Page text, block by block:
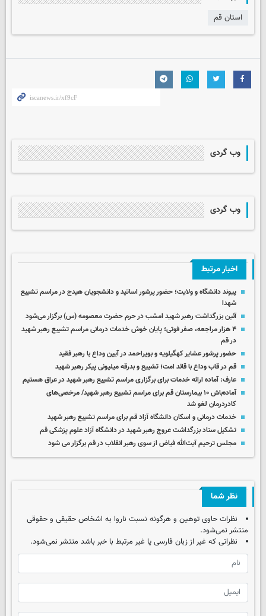
استان قم
وب گردی
وب گردی
اخبار مرتبط
پیوند دانشگاه و ولایت؛ حضور پرشور اساتید و دانشجویان هیدج در مراسم تشییع
شهدا
آئین بزرگداشت رهبر شهید امشب در حرم حضرت معصومه (س) برگزار می‌شود
۴ هزار مراجعه، صفر فوتی؛ پایان خوش خدمات درمانی مراسم تشییع رهبر شهید
در قم
حضور پرشور عشایر کهگیلویه و بویراحمد در آیین وداع با رهبر فقید
قم در قاب وداع با قائد امت؛ تشییع و بدرقه میلیونی پیکر رهبر شهید
عارف: آماده ارائه خدمات برای برگزاری مراسم تشییع رهبر شهید در عراق هستیم
آماده‌باش ۱۰ بیمارستان قم برای مراسم تشییع رهبر شهید/ مرخصی‌های
کادردرمان لغو شد
خدمات درمانی و اسکان دانشگاه آزاد قم برای مراسم تشییع رهبر شهید
تشکیل ستاد بزرگداشت عروج رهبر شهید در دانشگاه آزاد علوم پزشکی قم
مجلس ترحیم آیت‌الله فیاض از سوی رهبر انقلاب در قم برگزار می شود
نظر شما
نظرات حاوی توهین و هرگونه نسبت ناروا به اشخاص حقیقی و حقوقی
منتشر نمی‌شود.
نظراتی که غیر از زبان فارسی یا غیر مرتبط با خبر باشد منتشر نمی‌شود.